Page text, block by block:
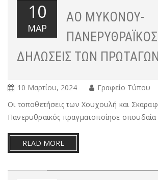
10
ΜΑΡ
ΑΟ ΜΥΚΌΝΟΥ-
ΔΗΛΏΣΕΙΣ ΤΩΝ
10 Μαρτίου, 2024 Γραφείο Τύπου
Οι τοποθετήσεις των Χουχουλή και
Πανερυθραϊκός πραγματοποίησε
READ MORE